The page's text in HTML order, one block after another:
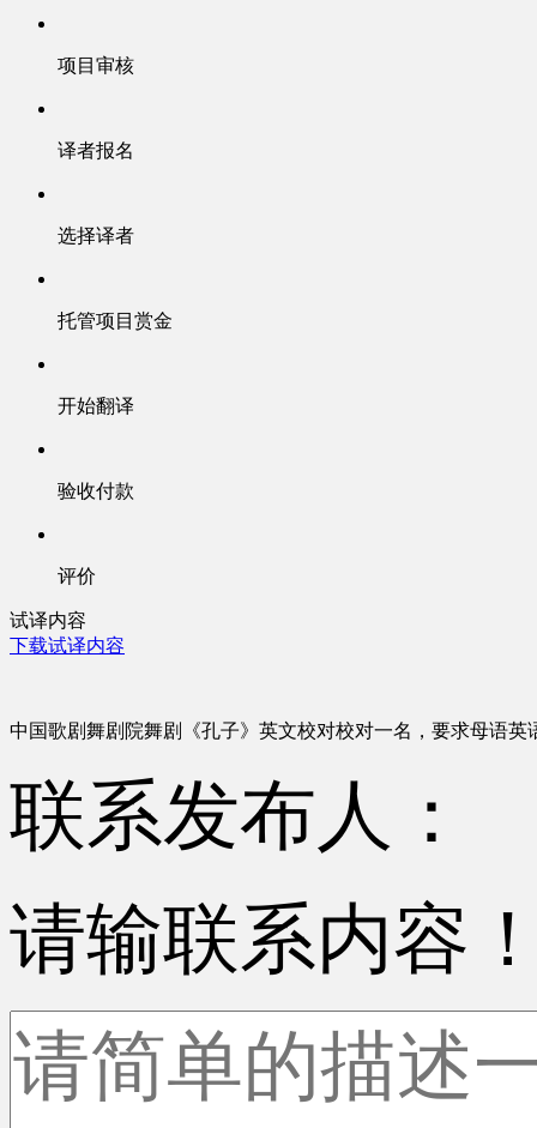
项目审核
译者报名
选择译者
托管项目赏金
开始翻译
验收付款
评价
试译内容
下载试译内容
中国歌剧舞剧院舞剧《孔子》英文校对校对一名，要求母语英
联系发布人：
请输联系内容